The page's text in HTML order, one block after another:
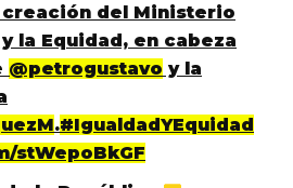
creación del Ministerio
la Equidad, en cabeza
@petrogustavo y la
.#IgualdadYEquidad
stWepoBkGF